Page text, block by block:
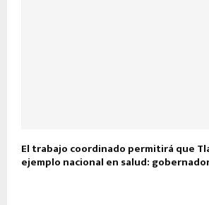
El trabajo coordinado permitirá que
ejemplo nacional en salud: